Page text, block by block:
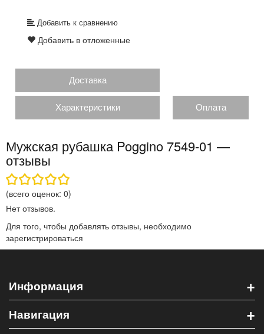
Добавить к сравнению
Добавить в отложенные
Доставка
Характеристики Оплата
Мужская рубашка Poggino 7549-01 —
отзывы
(всего оценок: 0)
Нет отзывов.
Для того, чтобы добавлять отзывы, необходимо
зарегистрироваться
Информация +
Навигация
+